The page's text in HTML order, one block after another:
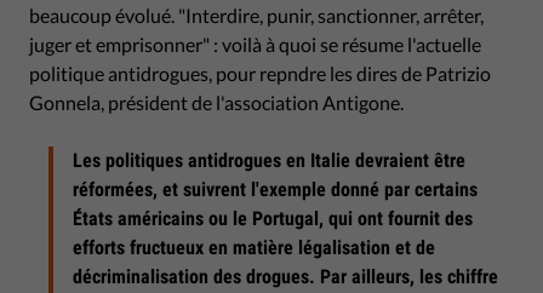
beaucoup évolué. "Interdire, punir, sanctionner, arrêter,
juger et emprisonner" : voilà à quoi se résume l'actuelle
politique antidrogues, pour repndre les dires de Patrizio
Gonnela, président de l'association Antigone.
Les politiques antidrogues en Italie devraient être
réformées, et suivrent l'exemple donné par certains
États américains ou le Portugal, qui ont fournit des
efforts fructueux en matière légalisation et de
décriminalisation des drogues. Par ailleurs, les chiffre